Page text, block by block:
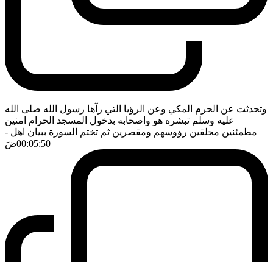
وتحدثت عن الحرم المكي وعن الرؤيا التي رآها رسول الله صلى الله
عليه وسلم تبشره هو واصحابه بدخول المسجد الحرام امنين
مطمئنين محلقين رؤوسهم ومقصرين ثم تختم السورة ببيان اهل -
00:05:50ضَ